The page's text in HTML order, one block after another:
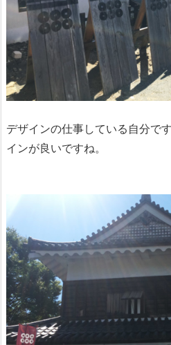
デザインの仕事している自分で
インが良いですね。